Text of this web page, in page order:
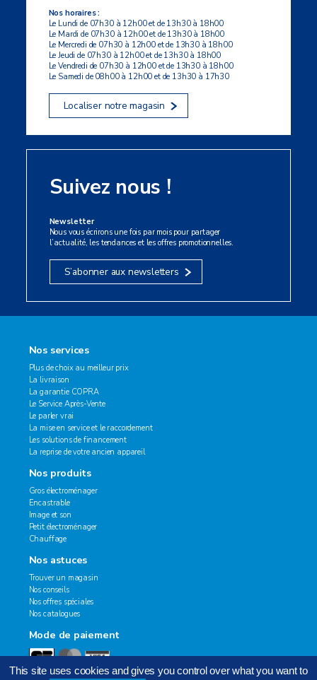
Nos horaires :
Le Lundi de 07h30 à 12h00 et de 13h30 à 18h00
Le Mardi de 07h30 à 12h00 et de 13h30 à 18h00
Le Mercredi de 07h30 à 12h00 et de 13h30 à 18h00
Le Jeudi de 07h30 à 12h00 et de 13h30 à 18h00
Le Vendredi de 07h30 à 12h00 et de 13h30 à 18h00
Le Samedi de 08h00 à 12h00 et de 13h30 à 17h30
Localiser notre magasin
Suivez nous !
Newsletter
Nous vous écrirons une fois par mois pour partager
l’actualité, les tendances et les offres promotionnelles.
S’abonner aux newsletters
Nos services
Plus de choix au meilleur prix
La livraison
La garantie COPRA
Le Service Après-Vente
Le parler vrai
La mise en service et le raccordement
Les solutions de financement
La reprise de votre ancien appareil
Nos produits
Gros électroménager
Encastrable
Image et son
Petit électroménager
Chauffage
Nos astuces
Trouver un magasin
Nos conseils
Nos offres spéciales
Nos catalogues
Mode de paiement
This site uses cookies and gives you control over what you want to